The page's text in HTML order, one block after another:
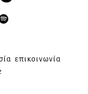
επικοινωνία